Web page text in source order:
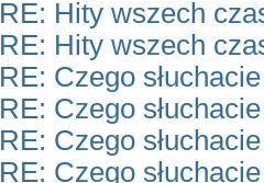
RE: Hity wszech
RE: Hity wszech
RE: Czego
RE: Czego
RE: Czego
RE: Czego